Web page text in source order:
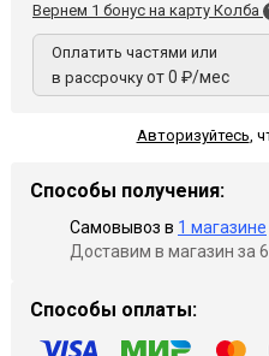
Вернем 1 бонус на карту Колба
Оплатить частями или
в рассрочку от 0 ₽/мес
Авторизуйтесь,
Способы получения:
Самовывоз в 1 магазине
Доставим в магазин за
Способы оплаты: